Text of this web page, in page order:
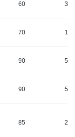
60 3
70 16
90 5
90 5
85 24